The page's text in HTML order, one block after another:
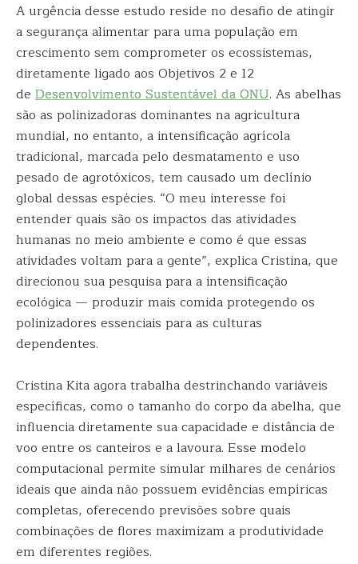
A urgência desse estudo reside no desafio de atingir
a segurança alimentar para uma população em
crescimento sem comprometer os ecossistemas,
diretamente ligado aos Objetivos 2 e 12
de Desenvolvimento Sustentável da ONU. As abelhas
são as polinizadoras dominantes na agricultura
mundial, no entanto, a intensificação agrícola
tradicional, marcada pelo desmatamento e uso
pesado de agrotóxicos, tem causado um declínio
global dessas espécies. “O meu interesse foi
entender quais são os impactos das atividades
humanas no meio ambiente e como é que essas
atividades voltam para a gente”, explica Cristina, que
direcionou sua pesquisa para a intensificação
ecológica — produzir mais comida protegendo os
polinizadores essenciais para as culturas
dependentes.
Cristina Kita agora trabalha destrinchando variáveis
específicas, como o tamanho do corpo da abelha, que
influencia diretamente sua capacidade e distância de
voo entre os canteiros e a lavoura. Esse modelo
computacional permite simular milhares de cenários
ideais que ainda não possuem evidências empíricas
completas, oferecendo previsões sobre quais
combinações de flores maximizam a produtividade
em diferentes regiões.